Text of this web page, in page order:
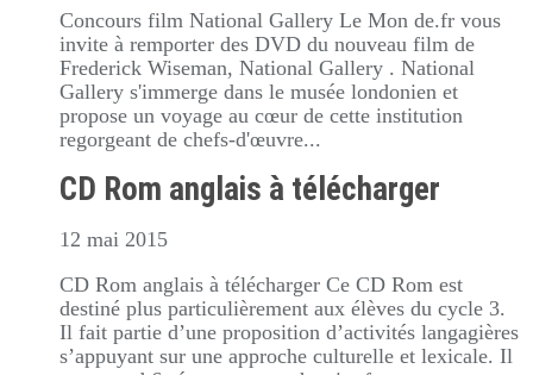
Concours film National Gallery Le Mon de.fr vous
invite à remporter des DVD du nouveau film de
Frederick Wiseman, National Gallery . National
Gallery s'immerge dans le musée londonien et
propose un voyage au cœur de cette institution
regorgeant de chefs-d'œuvre...
CD Rom anglais à télécharger
12 mai 2015
CD Rom anglais à télécharger Ce CD Rom est
destiné plus particulièrement aux élèves du cycle 3.
Il fait partie d’une proposition d’activités langagières
s’appuyant sur une approche culturelle et lexicale. Il